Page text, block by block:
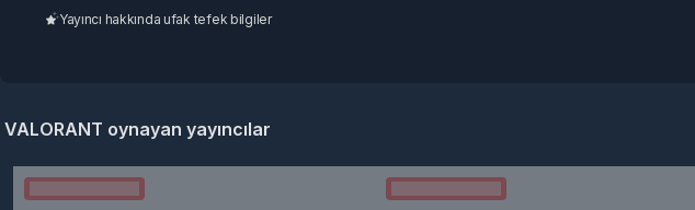
Yayıncı hakkında ufak tefek bilgiler
VALORANT oynayan yayıncılar